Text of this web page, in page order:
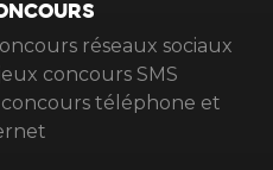
réseaux sociaux
concours SMS
téléphone et